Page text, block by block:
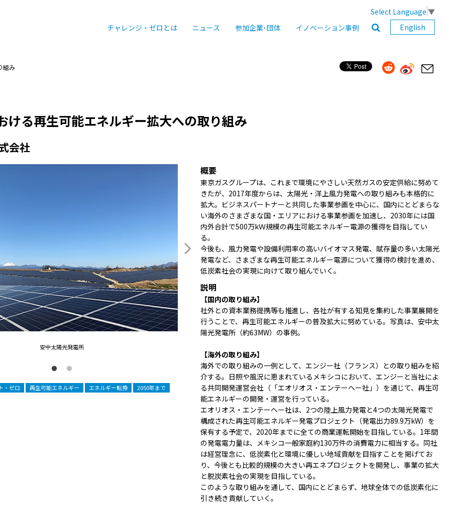
Select Language ▼
チャレンジ・ゼロとは
ニュース 参加企業･団体 イノベーション事例 English
組み
ける再生可能エネルギー拡大への取り組み
会社
安中太陽光発電所
・ゼロ 再生可能エネルギー エネルギー転換 2050年まで
概要
東京ガスグループは、これまで環境にやさしい天然ガスの安定供給に努めて
きたが、2017年度からは、太陽光・洋上風力発電への取り組みも本格的に
拡大。ビジネスパートナーと共同した事業参画を中心に、国内にとどまらな
い海外のさまざまな国・エリアにおける事業参画を加速し、2030年には国
内外合計で500万kＷ規模の再生可能エネルギー電源の獲得を目指してい
る。
今後も、風力発電や設備利用率の高いバイオマス発電、賦存量の多い太陽光
発電など、さまざまな再生可能エネルギー電源について獲得の検討を進め、
低炭素社会の実現に向けて取り組んでいく。
説明
【国内の取り組み】
社外との資本業務提携等も推進し、各社が有する知見を集約した事業展開を
行うことで、再生可能エネルギーの普及拡⼤に努めている。写真は、安中太
陽光発電所（約63MW）の事例。
【海外の取り組み】
海外での取り組みの一例として、エンジー社（フランス）との取り組みを紹
介する。日照や風況に恵まれているメキシコにおいて、エンジーと当社によ
る共同開発運営会社（「エオリオス・エンテーヘー社」）を通じて、再生可
能エネルギーの開発・運営を行っている。
エオリオス・エンテーヘー社は、2つの陸上風力発電と4つの太陽光発電で
構成された再生可能エネルギー発電プロジェクト（発電出力89.9万kW）を
保有する予定で、2020年までに全ての商業運転開始を目指している。1年間
の発電電力量は、メキシコ一般家庭約130万件の消費電力に相当する。同社
は経営理念に、低炭素化と環境に優しい地域貢献を目指すことを掲げてお
り、今後とも比較的規模の大きい再エネプロジェクトを開発し、事業の拡大
と脱炭素社会の実現を目指している。
このような取り組みを通して、国内にとどまらず、地球全体での低炭素化に
引き続き貢献していく。